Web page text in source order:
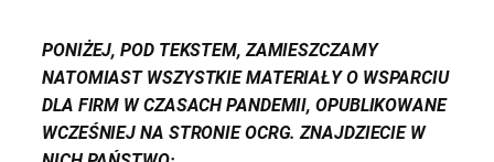
PONIŻEJ, POD TEKSTEM, ZAMIESZCZAMY
NATOMIAST WSZYSTKIE MATERIAŁY O WSPARCIU
DLA FIRM W CZASACH PANDEMII, OPUBLIKOWANE
WCZEŚNIEJ NA STRONIE OCRG. ZNAJDZIECIE W